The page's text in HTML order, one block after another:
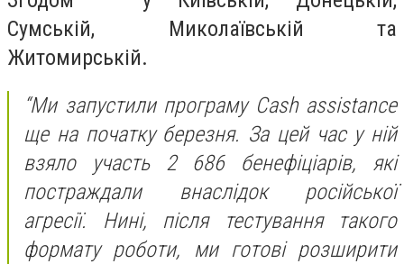
Сумській, Миколаївській та
Житомирській.
“Ми запустили програму Cash assistance
ще на початку березня. За цей час у ній
взяло участь 2 686 бенефіціарів, які
постраждали внаслідок російської
агресії. Нині, після тестування такого
формату роботи, ми готові розширити